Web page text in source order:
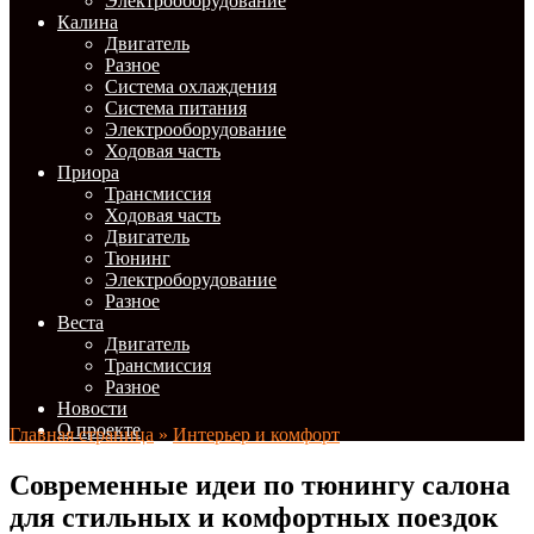
Калина
Двигатель
Разное
Система охлаждения
Система питания
Электрооборудование
Ходовая часть
Приора
Трансмиссия
Ходовая часть
Двигатель
Тюнинг
Электроборудование
Разное
Веста
Двигатель
Трансмиссия
Разное
Новости
О проекте
Главная страница » Интерьер и комфорт
Современные идеи по тюнингу салона
для стильных и комфортных поездок